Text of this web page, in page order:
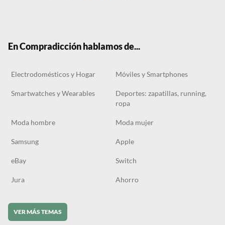
En Compradicción hablamos de...
Electrodomésticos y Hogar Móviles y Smartphones
Smartwatches y Wearables
Deportes: zapatillas, running,
ropa
Moda hombre Moda mujer
Samsung Apple
eBay Switch
Jura Ahorro
VER MÁS TEMAS